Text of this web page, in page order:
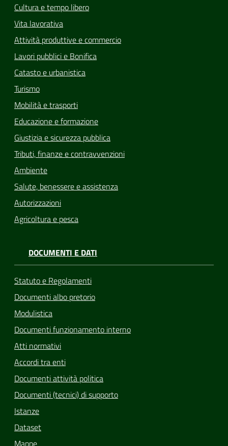
Cultura e tempo libero
Vita lavorativa
Attività produttive e commercio
Lavori pubblici e Bonifica
Catasto e urbanistica
Turismo
Mobilità e trasporti
Educazione e formazione
Giustizia e sicurezza pubblica
Tributi, finanze e contravvenzioni
Ambiente
Salute, benessere e assistenza
Autorizzazioni
Agricoltura e pesca
DOCUMENTI E DATI
Statuto e Regolamenti
Documenti albo pretorio
Modulistica
Documenti funzionamento interno
Atti normativi
Accordi tra enti
Documenti attività politica
Documenti (tecnici) di supporto
Istanze
Dataset